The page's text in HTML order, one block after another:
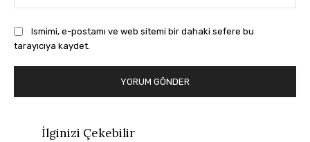
Ismimi, e-postamı ve web sitemi bir dahaki sefere bu
tarayıcıya kaydet.
İlginizi Çekebilir